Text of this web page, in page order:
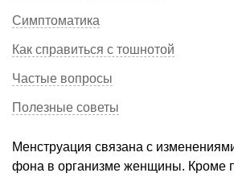
Симптоматика
Как справиться с тошнотой
Частые вопросы
Полезные советы
Менструация связана с
фона в организме женщины. Кроме